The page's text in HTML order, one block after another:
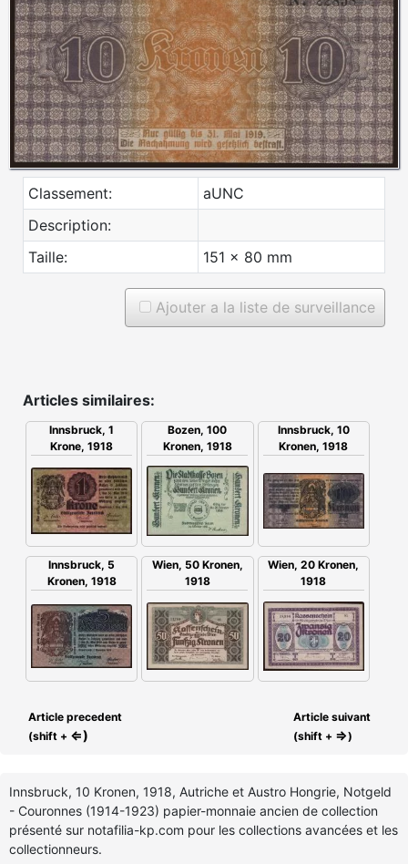
Classement:
aUNC
Description:
Taille:
151 x 80 mm
Ajouter a la liste de surveillance
Articles similaires:
Innsbruck, 1
Krone, 1918
Bozen, 100
Kronen, 1918
Innsbruck, 10
Kronen, 1918
Innsbruck, 5
Kronen, 1918
Wien, 50 Kronen,
1918
Wien, 20 Kronen,
1918
Article precedent
(shift + ⇐)
Article suivant
(shift + ⇒)
Innsbruck, 10 Kronen, 1918, Autriche et Austro Hongrie, Notgeld
- Couronnes (1914-1923) papier-monnaie ancien de collection
présenté sur notafilia-kp.com pour les collections avancées et les
collectionneurs.